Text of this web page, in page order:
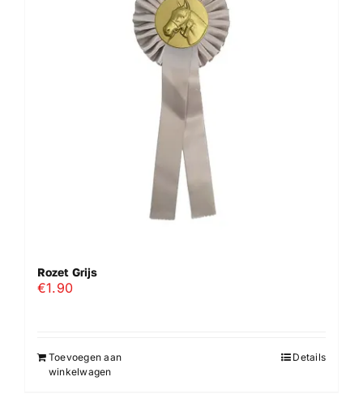
Rozet Grijs
€1.90
Toevoegen aan
winkelwagen
Details